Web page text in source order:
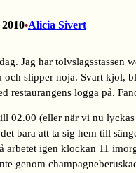
•Alicia Sivert
Jag har tolvslagsstassen
och slipper noja. Svart kjol,
restaurangens logga på.
02.00 (eller när vi nu
bara att ta sig hem till
arbetet igen klockan 11
genom